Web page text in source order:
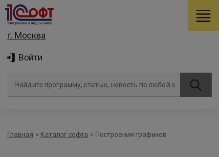
г. Москва
Войти
Главная > Каталог софта > Построения графиков